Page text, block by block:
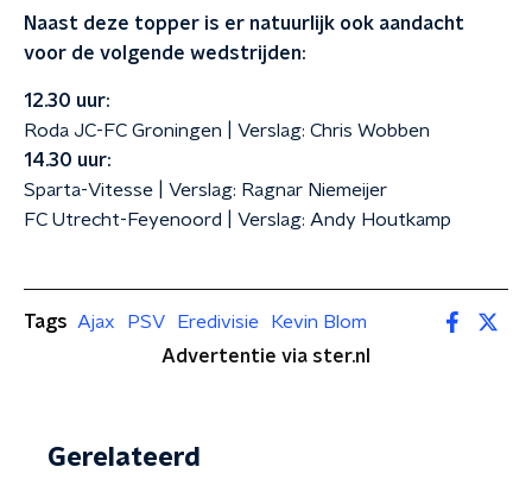
Naast deze topper is er natuurlijk ook aandacht
voor de volgende wedstrijden:
12.30 uur:
Roda JC-FC Groningen | Verslag: Chris Wobben
14.30 uur:
Sparta-Vitesse | Verslag: Ragnar Niemeijer
FC Utrecht-Feyenoord | Verslag: Andy Houtkamp
Tags Ajax PSV Eredivisie
Kevin Blom
Advertentie via ster.nl
Gerelateerd